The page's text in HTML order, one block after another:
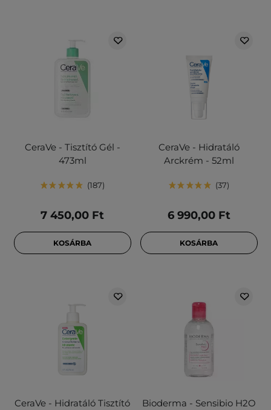
CeraVe - Tisztító Gél -
473ml
187
7 450,00 Ft
KOSÁRBA
CeraVe - Hidratáló
Arckrém - 52ml
37
6 990,00 Ft
KOSÁRBA
CeraVe - Hidratáló Tisztító
Bioderma - Sensibio H2O